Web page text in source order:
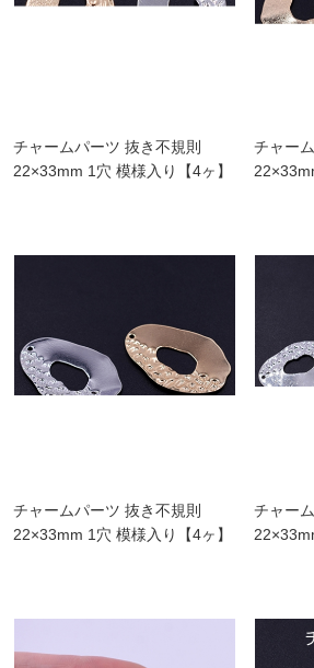
チャームパーツ 抜き不規則
22×33mm 1穴 模様入り【4ヶ】
チャー
チャームパーツ 抜き不規則
22×33mm 1穴 模様入り【4ヶ】
チャー